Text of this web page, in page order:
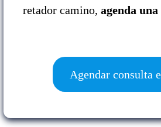
retador camino, agenda
Agendar consulta